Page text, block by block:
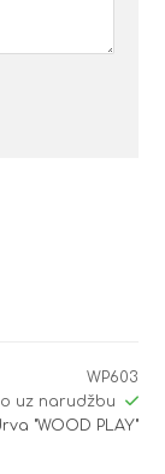
WP603
uz narudžbu
"WOOD PLAY"